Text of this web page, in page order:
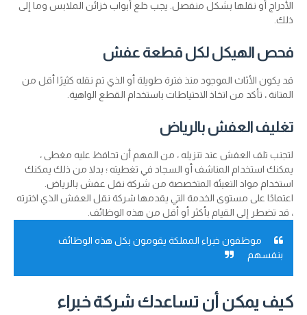
الأدراج أو نقلها بشكل منفصل. يجب خلع أبواب خزائن الملابس وما إلى
ذلك.
فحص الهيكل لكل قطعة عفش
قد يكون الأثاث الموجود منذ فترة طويلة أو الذي تم نقله كثيرًا أقل من
المتانة ، تأكد من اتخاذ الاحتياطات باستخدام القطع الواهية.
تغليف العفش بالرياض
لتجنب تلف العفش عند تنزيله ، من المهم أن تحافظ عليه مغطى ،
يمكنك استخدام المناشف أو السجاد في تغطيته ؛ بدلا من ذلك يمكنك
استخدام مواد التعبئة المتخصصة من شركة نقل عفش بالرياض.
اعتمادًا على مستوى الخدمة التي يقدمها شركة نقل العفش الذي اخترته
، قد تضطر إلى القيام بأكثر أو أقل من هذه الوظائف.
موظفون خبراء المملكة يقومون بكل هذه الوظائف
بنفسهم
كيف يمكن أن تساعدك شركة خبراء